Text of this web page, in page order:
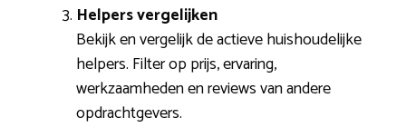
Helpers vergelijken
Bekijk en vergelijk de actieve huishoudelijke
helpers. Filter op prijs, ervaring,
werkzaamheden en reviews van andere
opdrachtgevers.